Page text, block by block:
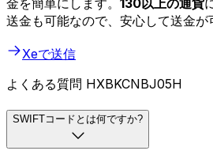
金を簡単にします。 130以上の通貨
送金も可能なので、安心して送金が
Xeで送信
よくある質問 HXBKCNBJ05H
SWIFTコードとは何ですか?